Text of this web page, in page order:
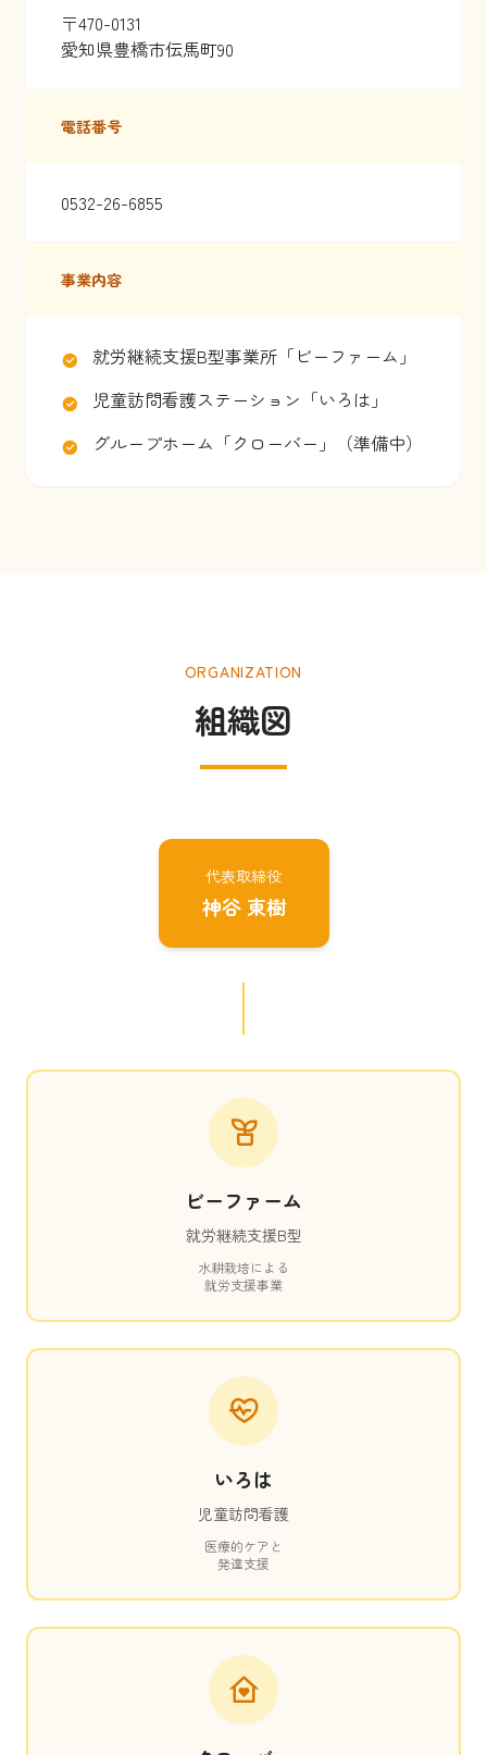
〒470-0131
愛知県豊橋市伝馬町90
電話番号
0532-26-6855
事業内容
就労継続支援B型事業所「ビーファーム」
児童訪問看護ステーション「いろは」
グループホーム「クローバー」（準備中）
ORGANIZATION
組織図
代表取締役
神谷 東樹
ビーファーム
就労継続支援B型
水耕栽培による
就労支援事業
いろは
児童訪問看護
医療的ケアと
発達支援